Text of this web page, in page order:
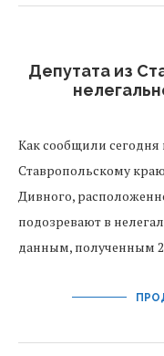
Депутата из
Как сообщили
Ставропольскому
Дивного,
подозревают в
данным, полученным